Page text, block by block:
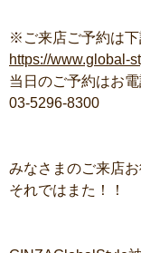
※ご来店ご予約は下
https://www.global-
当日のご予約はお
03-5296-8300
みなさまのご来店お
それではまた！！